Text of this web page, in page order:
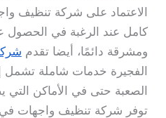
الاعتماد على شركة تنظيف
كامل عند الرغبة في الحصول
ومشرقة دائمًا، أيضا تقدم
الفجيرة خدمات شاملة تشمل
الصعبة حتى في الأماكن التي
توفر شركة تنظيف واجهات